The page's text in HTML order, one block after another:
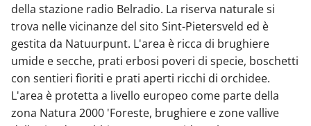
della stazione radio Belradio. La riserva naturale si
trova nelle vicinanze del sito Sint-Pietersveld ed è
gestita da Natuurpunt. L'area è ricca di brughiere
umide e secche, prati erbosi poveri di specie, boschetti
con sentieri fioriti e prati aperti ricchi di orchidee.
L'area è protetta a livello europeo come parte della
zona Natura 2000 'Foreste, brughiere e zone vallive